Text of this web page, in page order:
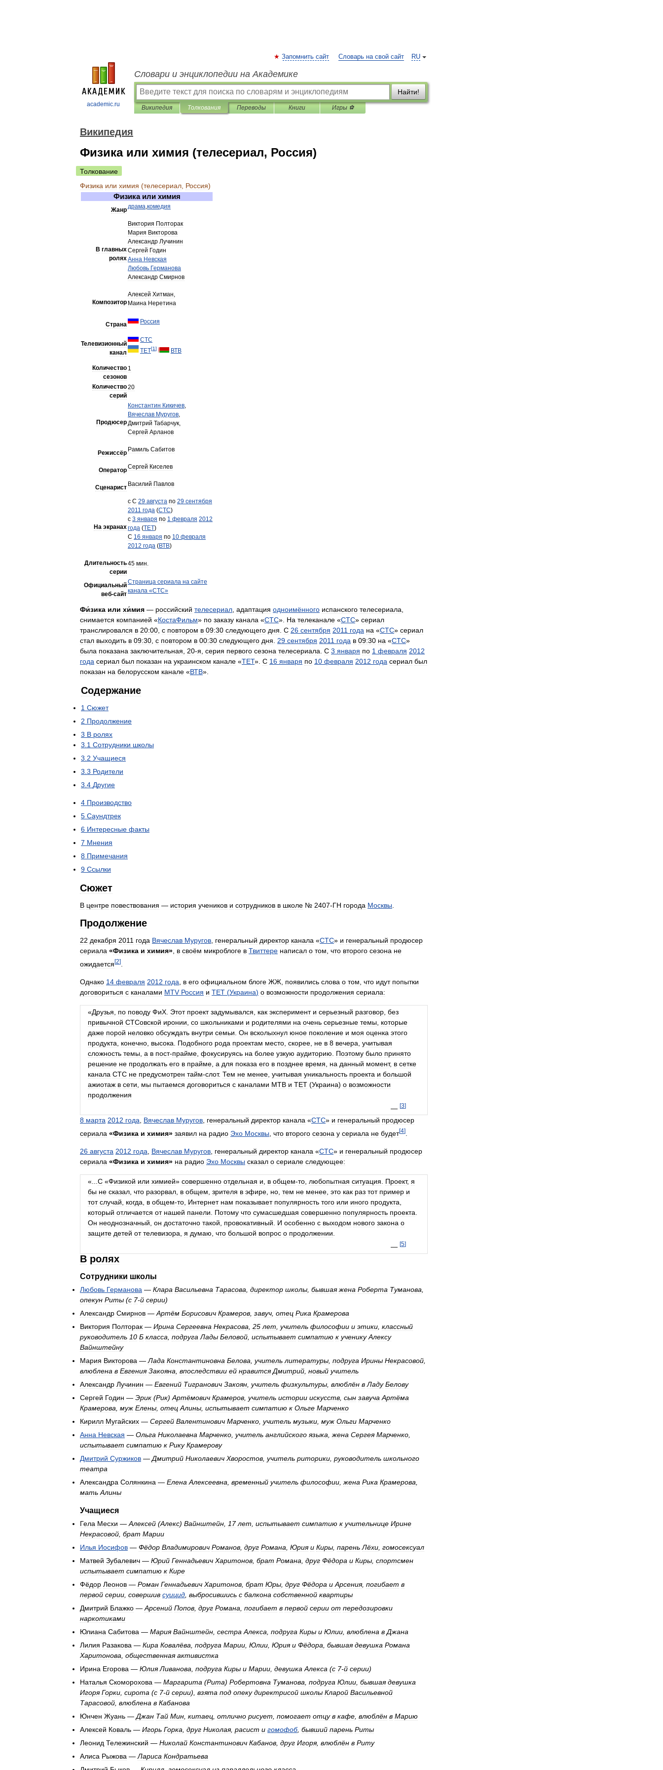
academic.ru
RU
Запомнить сайт Словарь на свой сайт
Словари и энциклопедии на Академике
Найти!
Википедия Толкования Переводы Книги Игры ⚽
Википедия
Физика или химия (телесериал, Россия)
Толкование
Физика или химия (телесериал Россия)
Физика или химия
Жанрдрама,комедия
В главных
ролях
Виктория Полторак
Мария Викторова
Александр Лучинин
Сергей Годин
Анна Невская
Любовь Германова
Александр Смирнов
Композитор
Алексей Хитман,
Маина Неретина
Страна Россия
Телевизионный
канал
СТС
ТЕТ[1] ВТВ
Количество
сезонов
1
Количество
серий
20
Продюсер
Константин Кикичев,
Вячеслав Муругов,
Дмитрий Табарчук,
Сергей Арланов
Режиссёр Рамиль Сабитов
ОператорСергей Киселев
Сценарист Василий Павлов
На экранах
с С 29 августа по 29 сентября
2011 года (СТС)
с 3 января по 1 февраля 2012
года (ТЕТ)
С 16 января по 10 февраля
2012 года (ВТВ)
Длительность
серии
45 мин.
Официальный
веб-сайт
Страница сериала на сайте
канала «СТС»
Фи́зика или хи́мия — российский телесериал адаптация одноимённого испанского телесериала
снимается компанией «КостаФильм» по заказу канала «СТС». На телеканале «СТС» сериал
транслировался в 20:00 с повтором в 09:30 следующего дня С 26 сентября 2011 года на «СТС» сериал
стал выходить в 09:30 с повтором в 00:30 следующего дня 29 сентября 2011 года в 09:30 на «СТС»
была показана заключительная 20-я серия первого сезона телесериала С 3 января по 1 февраля 2012
года сериал был показан на украинском канале «ТЕТ». С 16 января по 10 февраля 2012 года сериал был
показан на белорусском канале «ВТВ».
Содержание
1 Сюжет
2 Продолжение
3 В ролях
3 1 Сотрудники школы
3 2 Учащиеся
3 3 Родители
3 4 Другие
4 Производство
5 Саундтрек
6 Интересные факты
7 Мнения
8 Примечания
9 Ссылки
Сюжет
В центре повествования — история учеников и сотрудников в школе № 2407-ГН города Москвы
Продолжение
22 декабря 2011 года Вячеслав Муругов генеральный директор канала «СТС» и генеральный продюсер
сериала «Физика и химия» в своём микроблоге в Твиттере написал о том что второго сезона не
ожидается[2]
Однако 14 февраля 2012 года в его официальном блоге ЖЖ появились слова о том что идут попытки
договориться с каналами MTV Россия и ТЕТ (Украина) о возможности продолжения сериала:
«Друзья по поводу ФиХ Этот проект задумывался как эксперимент и серьезный разговор без
привычной СТСовской иронии со школьниками и родителями на очень серьезные темы которые
даже порой неловко обсуждать внутри семьи Он всколыхнул юное поколение и моя оценка этого
продукта
конечно высока Подобного рода проектам место скорее не в 8 вечера учитывая
сложность темы а в пост-прайме фокусируясь на более узкую аудиторию Поэтому было принято
решение не продолжать его в прайме а для показа его в позднее время на данный момент, в сетке
канала СТС не предусмотрен тайм-слот. Тем не менее учитывая уникальность проекта и большой
ажиотаж в сети мы пытаемся договориться с каналами МТВ и ТЕТ (Украина) о возможности
продолжения
— [3]
8 марта 2012 года, Вячеслав Муругов, генеральный директор канала «СТС» и генеральный продюсер
сериала «Физика и химия» заявил на радио Эхо Москвы что второго сезона у сериала не будет[4]
26 августа 2012 года Вячеслав Муругов генеральный директор канала «СТС» и генеральный продюсер
сериала «Физика и химия» на радио Эхо Москвы сказал о сериале следующее:
«... С «Физикой или химией» совершенно отдельная и в общем-то любопытная ситуация Проект, я
бы не сказал что разорвал в общем зрителя в эфире но тем не менее это как раз тот пример и
тот случай когда в общем-то Интернет нам показывает популярность того или иного продукта
который отличается от нашей панели Потому что сумасшедшая совершенно популярность проекта
Он неоднозначный он достаточно такой провокативный И особенно с выходом нового закона о
защите детей от телевизора я думаю что большой вопрос о продолжении
— [5]
В ролях
Сотрудники школы
Любовь Германова — Клара Васильевна Тарасова директор школы бывшая жена Роберта Туманова
опекун Риты (с 7-й серии)
Александр Смирнов — Артём Борисович Крамеров завуч отец Рика Крамерова
Виктория Полторак — Ирина Сергеевна Некрасова 25 лет учитель философии и этики классный
руководитель 10 Б класса подруга Лады Беловой испытывает симпатию к ученику Алексу
Вайнштейну
Мария Викторова — Лада Константиновна Белова учитель литературы подруга Ирины Некрасовой
влюблена в Евгения Закояна впоследствии ей нравится Дмитрий новый учитель
Александр Лучинин — Евгений Тигранович Закоян учитель физкультуры влюблён в Ладу Белову
Сергей Годин — Эрик (Рик) Артёмович Крамеров учитель истории искусств сын завуча Артёма
Крамерова муж Елены отец Алины испытывает симпатию к Ольге Марченко
Кирилл Мугайских — Сергей Валентинович Марченко учитель музыки муж Ольги Марченко
Анна Невская — Ольга Николаевна Марченко учитель английского языка жена Сергея Марченко
испытывает симпатию к Рику Крамерову
Дмитрий Суржиков — Дмитрий Николаевич Хворостов учитель риторики руководитель школьного
театра
Александра Солянкина — Елена Алексеевна временный учитель философии жена Рика Крамерова
мать Алины
Учащиеся
Гела Месхи — Алексей (Алекс) Вайнштейн 17 лет испытывает симпатию к учительнице Ирине
Некрасовой брат Марии
Илья Иосифов — Фёдор Владимирович Романов друг Романа Юрия и Киры парень Лёхи гомосексуал
Матвей Зубалевич — Юрий Геннадьевич Харитонов брат Романа друг Фёдора и Киры спортсмен
испытывает симпатию к Кире
Фёдор Леонов — Роман Геннадьевич Харитонов брат Юры друг Фёдора и Арсения, погибает в
первой серии совершив суицид выбросившись с балкона собственной квартиры
Дмитрий Блажко — Арсений Попов друг Романа погибает в первой серии от передозировки
наркотиками
Юлиана Сабитова — Мария Вайнштейн сестра Алекса подруга Киры и Юлии влюблена в Джана
Лилия Разакова — Кира Ковалёва подруга Марии Юлии Юрия и Фёдора бывшая девушка Романа
Харитонова общественная активистка
Ирина Егорова — Юлия Ливанова подруга Киры и Марии девушка Алекса (с 7-й серии)
Наталья Скоморохова — Маргарита (Рита) Робертовна Туманова подруга Юлии бывшая девушка
Игоря Горки сирота (с 7-й серии), взята под опеку директрисой школы Кларой Васильевной
Тарасовой влюблена в Кабанова
Юнчен Жуань — Джан Тай Мин китаец отлично рисует помогает отцу в кафе влюблён в Марию
Алексей Коваль — Игорь Горка друг Николая, расист и гомофоб, бывший парень Риты
Леонид Тележинский — Николай Константинович Кабанов друг Игоря, влюблён в Риту
Алиса Рыжова — Лариса Кондратьева